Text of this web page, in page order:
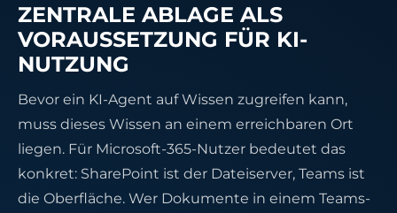
ZENTRALE ABLAGE ALS
VORAUSSETZUNG FÜR KI-
NUTZUNG
Bevor ein KI-Agent auf Wissen zugreifen kann,
muss dieses Wissen an einem erreichbaren Ort
liegen. Für Microsoft-365-Nutzer bedeutet das
konkret: SharePoint ist der Dateiserver, Teams ist
die Oberfläche. Wer Dokumente in einem Teams-